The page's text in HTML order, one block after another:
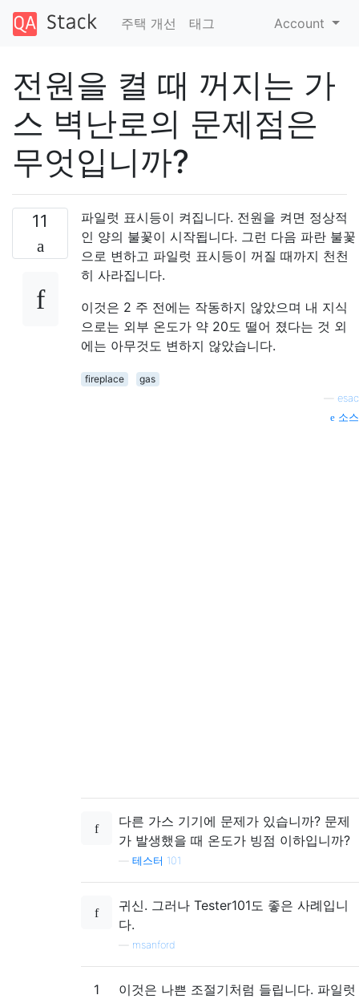
주택 개선 태그 Account
전원을 켤 때 꺼지는 가
스 벽난로의 문제점은
무엇입니까?
11
파일럿 표시등이 켜집니다. 전원을 켜면 정상적
인 양의 불꽃이 시작됩니다. 그런 다음 파란 불꽃
으로 변하고 파일럿 표시등이 꺼질 때까지 천천
히 사라집니다.
이것은 2 주 전에는 작동하지 않았으며 내 지식
으로는 외부 온도가 약 20도 떨어 졌다는 것 외
에는 아무것도 변하지 않았습니다.
fireplace
gas
esac
소스
다른 가스 기기에 문제가 있습니까? 문제
가 발생했을 때 온도가 빙점 이하입니까?
테스터 101
귀신. 그러나 Tester101도 좋은 사례입니
다.
msanford
1
이것은 나쁜 조절기처럼 들립니다. 파일럿